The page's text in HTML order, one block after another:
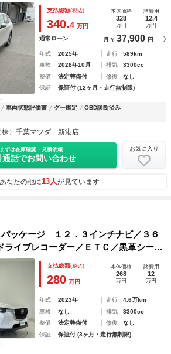
キーレスエントリー エアコン Ｓ
ンドウ 盗難防止装置 ターボ 運転席
支払総額(税込)
340.4 万円
本体価格
328
万円
諸費用
12.4
万円
通常ローン 月々 37,900 円
年式 2025年 走行
589km
車検
2028年10月 排気
3300cc
整備
法定整備付 修復
なし
保証
保証付 (12ヶ月・走行無制限)
車両状態評価書 グー鑑定
OBD診断済み
株）千葉マツダ 新港店
まずは在庫確認・見積依頼
通話でお問い合わせ
お気に入り
なたの他に13人が見ています
ッケージ １２．３インチナビ／３６
ライブレコーダー／ＥＴＣ／黒革シート
ニタリング／スマートブレーキサポー
シートヒーター／ヘッドアップディス
支払総額(税込)
280 万円
本体価格
268
万円
諸費用
12
万円
年式 2023年 走行
4.6万km
車検
なし 排気
3300cc
整備
法定整備付 修復
なし
保証
保証付 (3ヶ月・走行無制限)